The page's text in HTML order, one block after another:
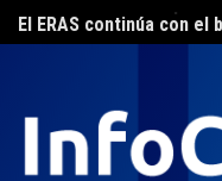
Skip
to
El ERAS continúa con